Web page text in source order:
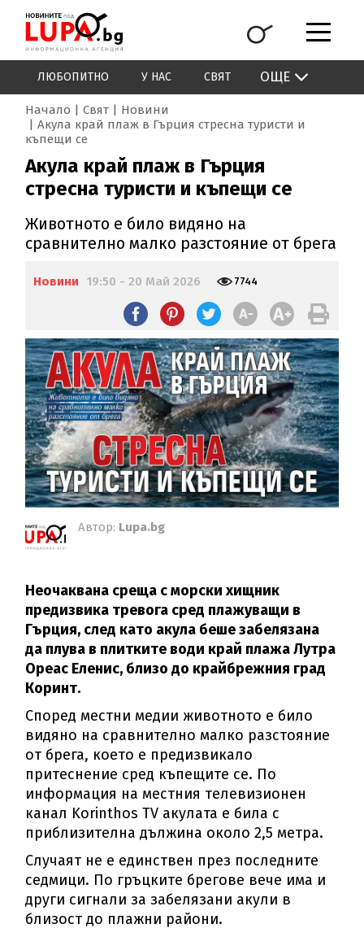
ЛЮБОПИТНО У НАС СВЯТ ОЩЕ
Начало Свят
Новини
Акула край плаж в Гърция стресна туристи и
къпещи се
Акула край плаж в Гърция
стресна туристи и къпещи се
Животното е било видяно на
сравнително малко разстояние от брега
Новини 19:50 - 20 Май 2026 7744
Автор: Lupa.bg
Неочаквана среща с морски хищник
предизвика тревога сред плажуващи в
Гърция, след като акула беше забелязана
да плува в плитките води край плажа Лутра
Ореас Еленис, близо до крайбрежния град
Коринт.
Според местни медии животното е било
видяно на сравнително малко разстояние
от брега, което е предизвикало
притеснение сред къпещите се. По
информация на местния телевизионен
канал Korinthos TV акулата е била с
приблизителна дължина около 2,5 метра.
Случаят не е единствен през последните
седмици. По гръцките брегове вече има и
други сигнали за забелязани акули в
близост до плажни райони.